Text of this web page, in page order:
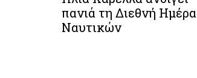
πανιά τη Διεθνή Ημέρα
Ναυτικών